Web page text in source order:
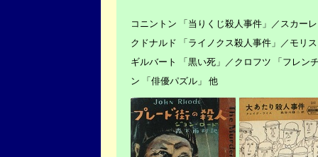
コニントン 「当りくじ殺人事件」／スカー
クドナルド 「ライノクス殺人事件」／モリ
ギルバート 「黒い死」／クロフツ 「フレン
ン 「俳優パズル」 他